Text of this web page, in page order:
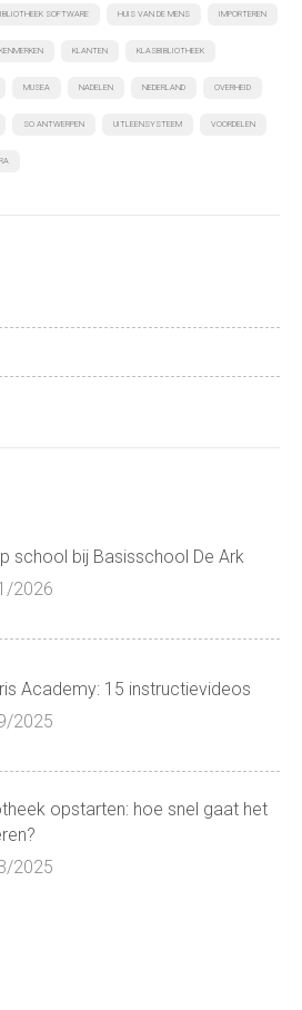
SOFTWARE HUIS VAN DE MENS IMPORTEREN
KENMERKEN KLANTEN KLASBIBLIOTHEEK
MUSEA NADELEN NEDERLAND OVERHEID
SO ANTWERPEN UITLEENSYSTEEM VOORDELEN
school bij Basisschool De Ark
2026
Academy: 15 instructievideos
2025
opstarten: hoe snel gaat het
2025